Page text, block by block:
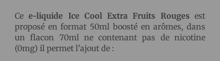
Cee-liquide Ice Cool Extra Fruits Rougesest
proposé en format 50ml boosté en arômes, dans
un flacon 70ml ne contenant pas de nicotine
(0mg) il permet l’ajout de :